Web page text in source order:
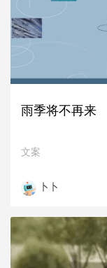
雨季将不再来
文案
卜卜